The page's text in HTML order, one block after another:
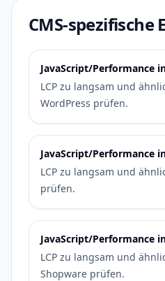
CMS-spezifische
JavaScript/Performance
LCP zu langsam und
WordPress prüfen.
JavaScript/Performance
LCP zu langsam und
prüfen.
JavaScript/Performance
LCP zu langsam und
Shopware prüfen.